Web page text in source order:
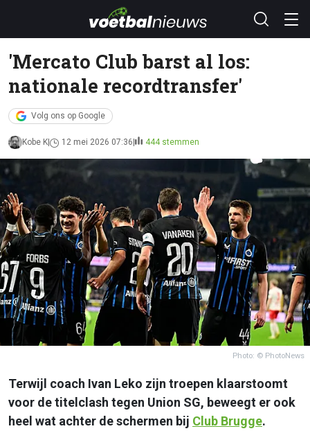
'Mercato Club barst al los:
nationale recordtransfer'
Volg ons op Google
Kobe K 12 mei 2026 07:36 444 stemmen
Photo: © PhotoNews
Terwijl coach Ivan Leko zijn troepen klaarstoomt
voor de titelclash tegen Union SG, beweegt er ook
heel wat achter de schermen bij Club Brugge.